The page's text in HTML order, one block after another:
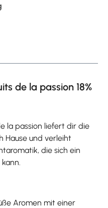
de la passion 18%
la passion liefert dir die
Hause und verleiht
die sich ein
Aromen mit einer